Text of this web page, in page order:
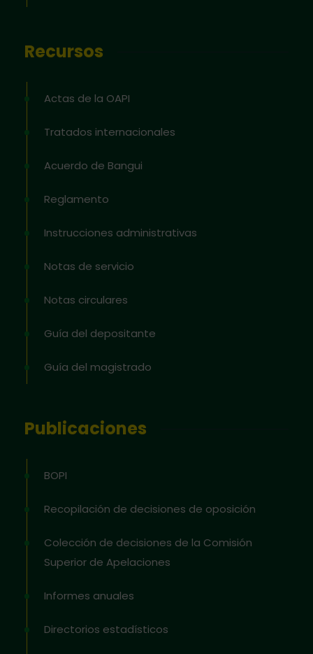
Recursos
Actas de la OAPI
Tratados internacionales
Acuerdo de Bangui
Reglamento
Instrucciones administrativas
Notas de servicio
Notas circulares
Guía del depositante
Guía del magistrado
Publicaciones
BOPI
Recopilación de decisiones de oposición
Colección de decisiones de la Comisión
Superior de Apelaciones
Informes anuales
Directorios estadísticos